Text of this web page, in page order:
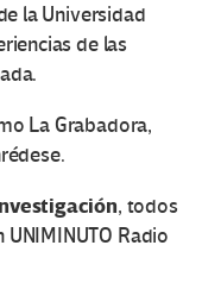
la Universidad
de las
La Grabadora,
, todos
Radio